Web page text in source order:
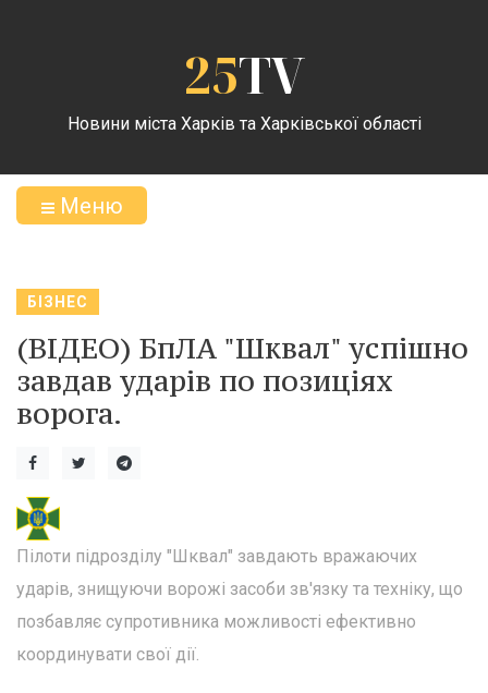
25TV
Новини міста Харків та Харківської області
Меню
БІЗНЕС
(ВІДЕО) БпЛА "Шквал" успішно
завдав ударів по позиціях
ворога.
Пілоти підрозділу "Шквал" завдають вражаючих
ударів, знищуючи ворожі засоби зв'язку та техніку, що
позбавляє супротивника можливості ефективно
координувати свої дії.